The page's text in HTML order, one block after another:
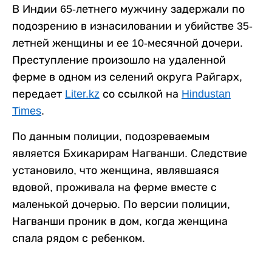
В Индии 65-летнего мужчину задержали по
подозрению в изнасиловании и убийстве 35-
летней женщины и ее 10-месячной дочери.
Преступление произошло на удаленной
ферме в одном из селений округа Райгарх,
передает Liter.kz со ссылкой на Hindustan
Times.
По данным полиции, подозреваемым
является Бхикарирам Нагванши. Следствие
установило, что женщина, являвшаяся
вдовой, проживала на ферме вместе с
маленькой дочерью. По версии полиции,
Нагванши проник в дом, когда женщина
спала рядом с ребенком.